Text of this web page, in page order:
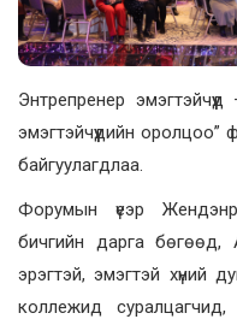
Энтрепренер
эмэгтэйчүүдийн
байгуулагдлаа.
Форумын үеэр
бичгийн дарга
эрэгтэй, эмэгтэй хүний
коллежид суралцагчид,